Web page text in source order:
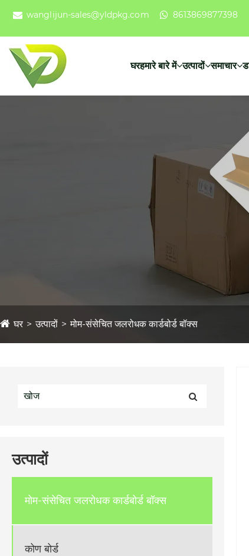
wanglijun-sales@yldpkg.com 8613869877398
घरहमारे बारे में उत्पादों समाचार
घर उत्पादों मोम-संसेचित जलरोधक कार्डबोर्ड बॉक्स
उत्पादों
मोम-संसेचित जलरोधक कार्डबोर्ड बॉक्स
कोण बोर्ड